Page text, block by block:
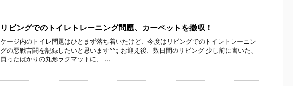
リビングでのトイレトレーニング問題、カーペットを撤収！
ケージ内のトイレ問題はひとまず落ち着いたけど、今度はリビングでのトイレトレーニン
グの悪戦苦闘を記録したいと思います^^;; お迎え後、数日間のリビング 少し前に書いた、
買ったばかりの丸形ラグマットに、 ...